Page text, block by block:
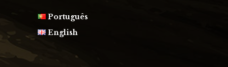
Português
English